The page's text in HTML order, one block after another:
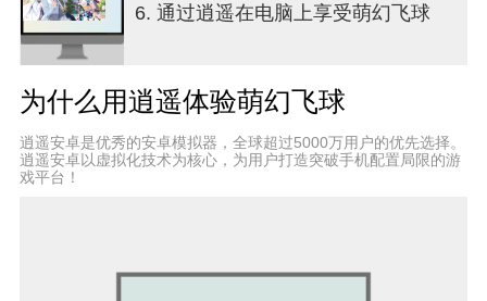
■和各色各样的主人公们一起享受校园生活吧! ■
长历程！
用多彩的服装来装扮主人公们，并探寻他们隐藏的
故事和专属动画吧！
6. 通过逍遥在电脑上享受萌幻飞球
为什么用逍遥体验萌幻飞球
逍遥安卓是优秀的安卓模拟器，全球超过5000万用户的优先选择。
逍遥安卓以虚拟化技术为核心，为用户打造突破手机配置局限的游
戏平台！